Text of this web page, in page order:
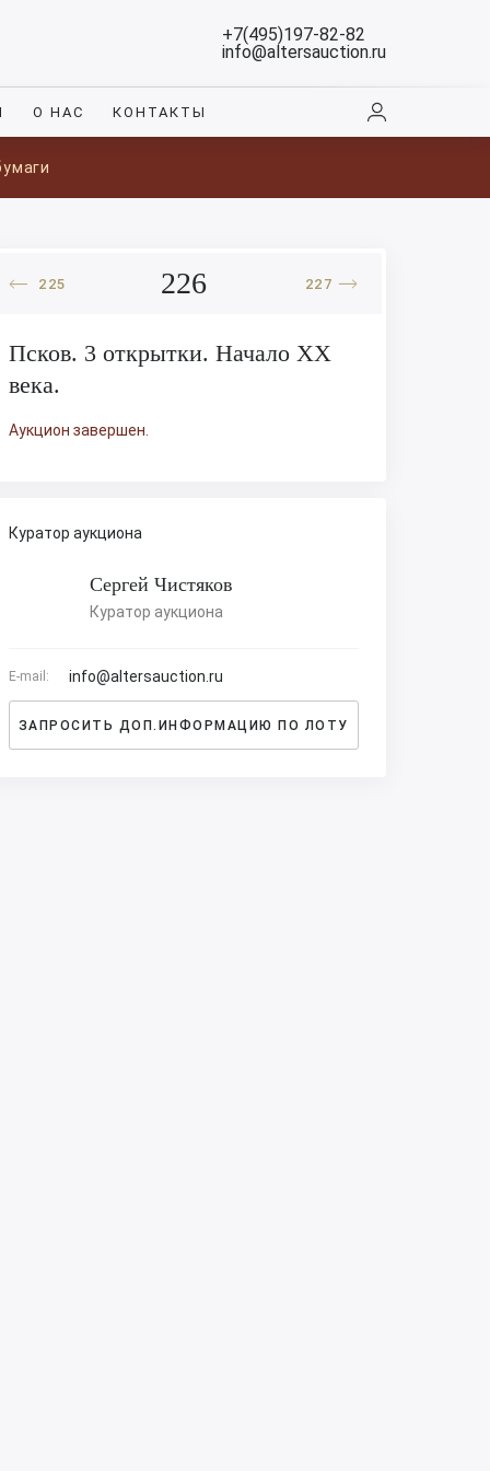
+7(495)197-82-82
info@altersauction.ru
О НАС КОНТАКТЫ
225 226 227
Псков. 3 открытки. Начало XX
века.
Аукцион завершен.
Куратор аукциона
Сергей Чистяков
Куратор аукциона
E-mail: info@altersauction.ru
ЗАПРОСИТЬ ДОП.ИНФОРМАЦИЮ ПО ЛОТУ